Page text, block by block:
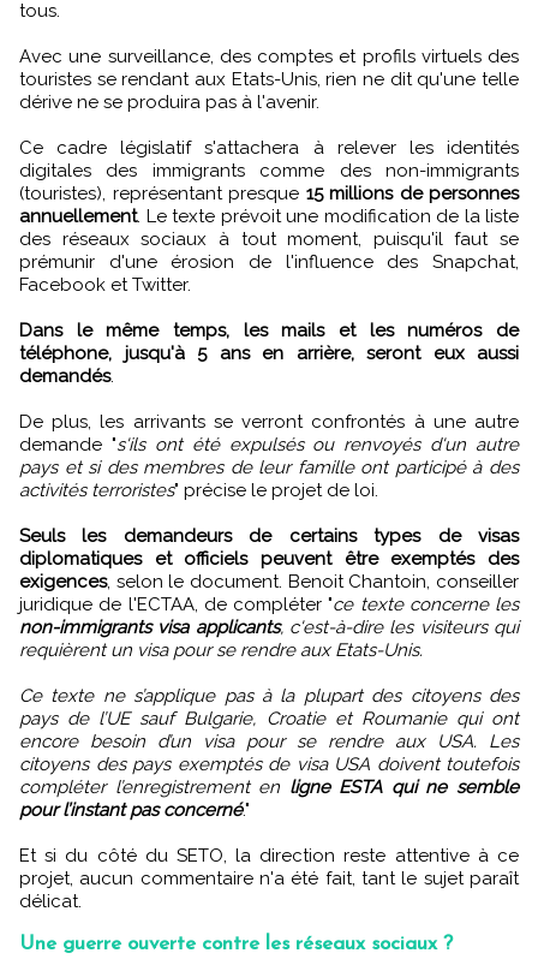
tous.
Avec une surveillance, des comptes et profils virtuels des
touristes se rendant aux Etats-Unis, rien ne dit qu'une telle
dérive ne se produira pas à l'avenir.
Ce cadre législatif s'attachera à relever les identités
digitales des immigrants comme des non-immigrants
(touristes), représentant presque 15 millions de personnes
annuellement. Le texte prévoit une modification de la liste
des réseaux sociaux à tout moment, puisqu'il faut se
prémunir d'une érosion de l'influence des Snapchat,
Facebook et Twitter.
Dans le même temps, les mails et les numéros de
téléphone, jusqu'à 5 ans en arrière, seront eux aussi
demandés.
De plus, les arrivants se verront confrontés à une autre
demande "s'ils ont été expulsés ou renvoyés d'un autre
pays et si des membres de leur famille ont participé à des
activités terroristes" précise le projet de loi.
Seuls les demandeurs de certains types de visas
diplomatiques et officiels peuvent être exemptés des
exigences, selon le document. Benoit Chantoin, conseiller
juridique de l'ECTAA, de compléter "ce texte concerne les
non-immigrants visa applicants, c'est-à-dire les visiteurs qui
requièrent un visa pour se rendre aux Etats-Unis.
Ce texte ne s’applique pas à la plupart des citoyens des
pays de l’UE sauf Bulgarie, Croatie et Roumanie qui ont
encore besoin d’un visa pour se rendre aux USA. Les
citoyens des pays exemptés de visa USA doivent toutefois
compléter l’enregistrement en ligne ESTA qui ne semble
pour l’instant pas concerné."
Et si du côté du SETO, la direction reste attentive à ce
projet, aucun commentaire n'a été fait, tant le sujet paraît
délicat.
Une guerre ouverte contre les réseaux sociaux ?